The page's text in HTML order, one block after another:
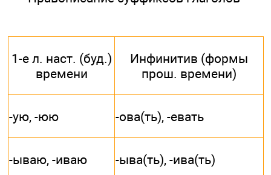
1-е л. наст. (буд.)
времени
Инфинитив (формы
прош. времени)
-ую, -юю -ова(ть), -евать
-ываю, -иваю -ыва(ть), -ива(ть)